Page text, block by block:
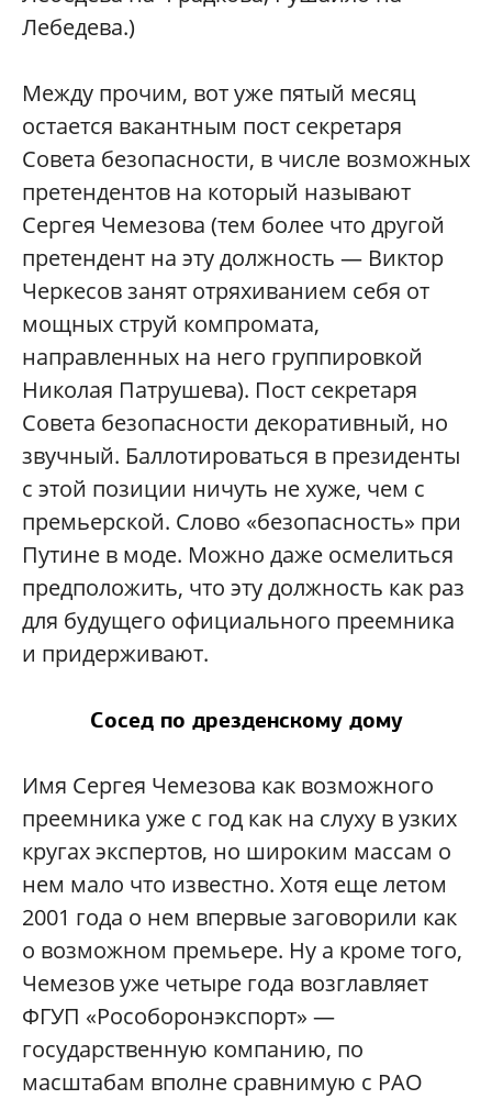
Лебедева.)
Между прочим, вот уже пятый месяц
остается вакантным пост секретаря
Совета безопасности, в числе возможных
претендентов на который называют
Сергея Чемезова (тем более что другой
претендент на эту должность — Виктор
Черкесов занят отряхиванием себя от
мощных струй компромата,
направленных на него группировкой
Николая Патрушева). Пост секретаря
Совета безопасности декоративный, но
звучный. Баллотироваться в президенты
с этой позиции ничуть не хуже, чем с
премьерской. Слово «безопасность» при
Путине в моде. Можно даже осмелиться
предположить, что эту должность как раз
для будущего официального преемника
и придерживают.
Сосед по дрезденскому дому
Имя Сергея Чемезова как возможного
преемника уже с год как на слуху в узких
кругах экспертов, но широким массам о
нем мало что известно. Хотя еще летом
2001 года о нем впервые заговорили как
о возможном премьере. Ну а кроме того,
Чемезов уже четыре года возглавляет
ФГУП «Рособоронэкспорт» —
государственную компанию, по
масштабам вполне сравнимую с РАО